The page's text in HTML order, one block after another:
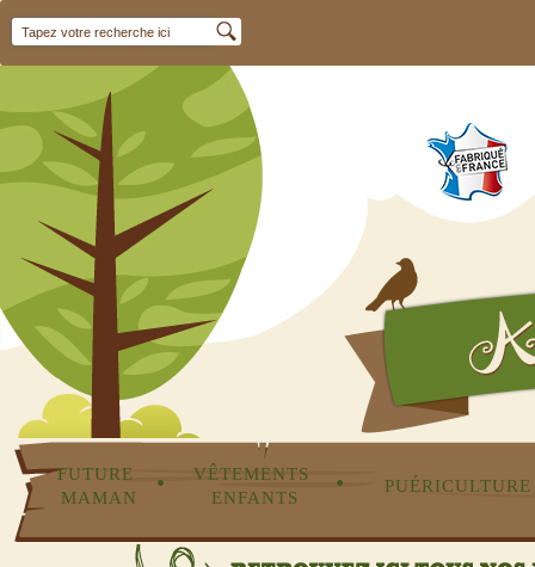
FUTURE
MAMAN
•
VÊTEMENTS
ENFANTS
• PUÉRICULTURE